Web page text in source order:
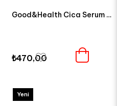
Good&Health Cica Serum 30 ML
₺470,00
Yeni